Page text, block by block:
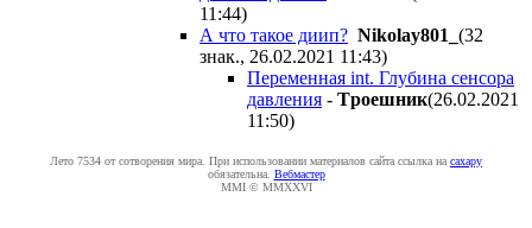
11:44)
А что такое диип? Nikolay801_ (32
знак., 26.02.2021 11:43)
Переменная int. Глубина сенсора
давления - Tpoeшник(26.02.2021
11:50)
Лето 7534 от сотворения мира. При использовании материалов сайта ссылка на caxapу
обязательна. Вебмастер
MMI © MMXXVI